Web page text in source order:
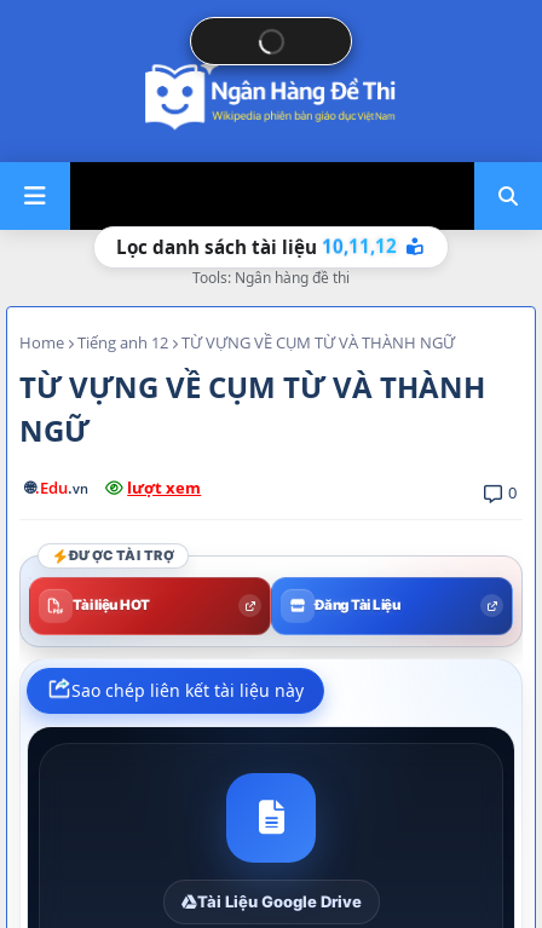
Lọc danh sách tài liệu 10,11,12
Tools: Ngân hàng đề thi
Home Tiếng anh 12 TỪ VỰNG VỀ CỤM TỪ VÀ THÀNH NGỮ
TỪ VỰNG VỀ CỤM TỪ VÀ THÀNH
NGỮ
🌐.Edu.vn lượt xem 0
ĐƯỢC TÀI TRỢ
Tài liệu HOT Đăng Tài Liệu